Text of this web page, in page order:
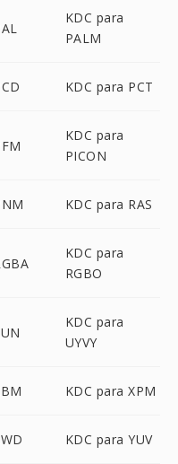
KDC para
PALM
KDC para PCT
KDC para
PICON
KDC para RAS
KDC para
RGBO
KDC para
UYVY
KDC para XPM
KDC para YUV